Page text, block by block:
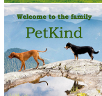
ホワイトフォックス
ボンショーズペット
ママクック